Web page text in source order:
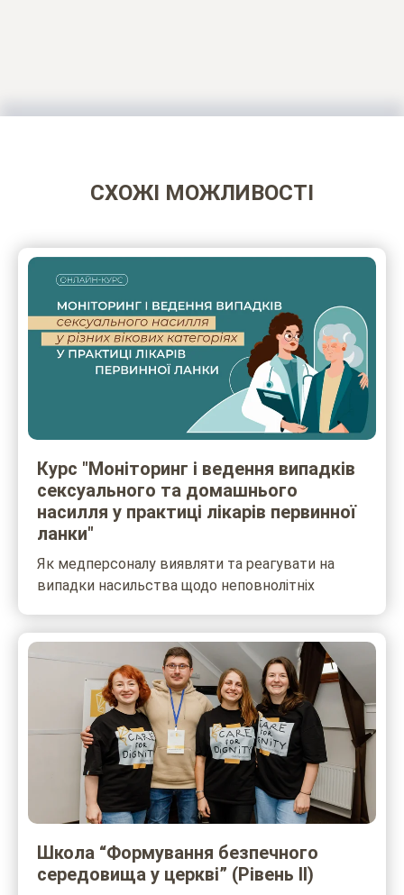
СХОЖІ МОЖЛИВОСТІ
Курс "Моніторинг і ведення випадків
сексуального та домашнього
насилля у практиці лікарів первинної
ланки"
Як медперсоналу виявляти та реагувати на
випадки насильства щодо неповнолітніх
Школа “Формування безпечного
середовища у церкві” (Рівень ІІ)